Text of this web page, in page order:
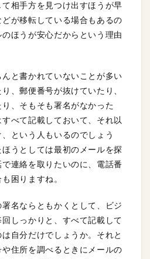
相手方を見つけ出すほうが早
が移転している場合もあるの
ほうが安心だからという理由
と書かれていないことが多い
、郵便番号が抜けていたり、
、そもそも署名がなかった
べて記載しておいて、それ以
という人もいるのでしょう
うとしては最初のメールを探
連絡を取りたいのに、電話番
困りますね。
名ならともかくとして、ビジ
しっかりと、すべて記載して
自分だけでしょうか。それと
住所を調べるときにメールの